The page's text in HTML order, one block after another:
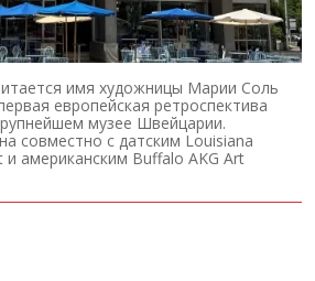
имя художницы Марии Соль
европейская ретроспектива
музее Швейцарии.
совместно с датским Louisiana
американским Buffalo AKG Art